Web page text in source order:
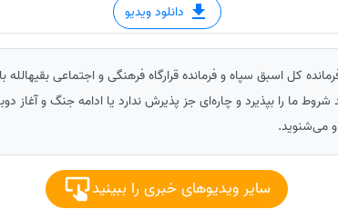
دانلود ویدیو
کل اسبق سپاه و فرمانده قرارگاه فرهنگی و اجتماعی بقیهالله
شروط ما را بپذیرد و چاره‌ای جز پذیرش ندارد یا ادامه جنگ و آغاز
می‌شنوید.
سایر ویدیوهای خبری را ببینید